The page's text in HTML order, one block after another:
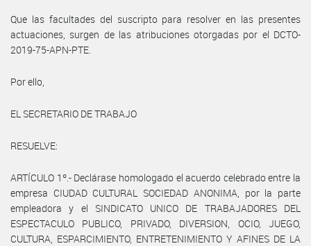
Que las facultades del suscripto para resolver en las presentes
actuaciones, surgen de las atribuciones otorgadas por el DCTO-
2019-75-APN-PTE.
Por ello,
EL SECRETARIO DE TRABAJO
RESUELVE:
ARTÍCULO 1º.- Declárase homologado el acuerdo celebrado entre la
empresa CIUDAD CULTURAL SOCIEDAD ANONIMA, por la parte
empleadora y el SINDICATO UNICO DE TRABAJADORES DEL
ESPECTACULO PUBLICO, PRIVADO, DIVERSION, OCIO, JUEGO,
CULTURA, ESPARCIMIENTO, ENTRETENIMIENTO Y AFINES DE LA